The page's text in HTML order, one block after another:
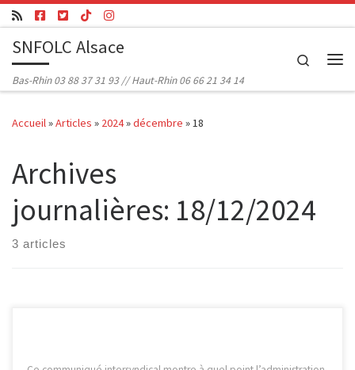
Passer au contenu
SNFOLC Alsace
Bas-Rhin 03 88 37 31 93 // Haut-Rhin 06 66 21 34 14
Search
Accueil»Articles » 2024»décembre »18
Archives
journalières: 18/12/2024
3 articles